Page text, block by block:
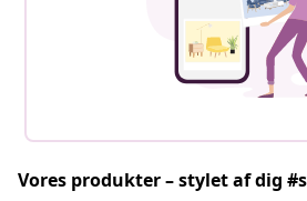
Vores produkter – stylet af dig